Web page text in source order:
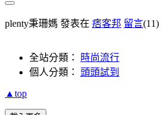
plenty秉珊媽 發表在 痞客邦 留言(11)
全站分類：
時尚流行
個人分類： 頭頭試到
▲top